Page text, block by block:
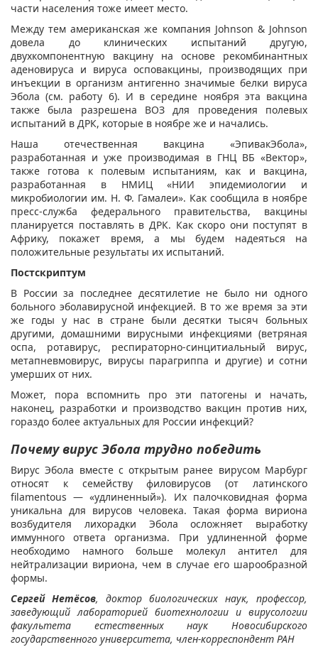
части населения тоже имеет место.
Между тем американская же компания Johnson & Johnson
довела до клинических испытаний другую,
двухкомпонентную вакцину на основе рекомбинантных
аденовируса и вируса осповакцины, производящих при
инъекции в организм антигенно значимые белки вируса
Эбола (см. работу 6). И в середине ноября эта вакцина
также была разрешена ВОЗ для проведения полевых
испытаний в ДРК, которые в ноябре же и начались.
Наша отечественная вакцина «ЭпивакЭбола»,
разработанная и уже производимая в ГНЦ ВБ «Вектор»,
также готова к полевым испытаниям, как и вакцина,
разработанная в НМИЦ «НИИ эпидемиологии и
микробиологии им. Н. Ф. Гамалеи». Как сообщила в ноябре
пресс-служба федерального правительства, вакцины
планируется поставлять в ДРК. Как скоро они поступят в
Африку, покажет время, а мы будем надеяться на
положительные результаты их испытаний.
Постскриптум
В России за последнее десятилетие не было ни одного
больного эболавирусной инфекцией. В то же время за эти
же годы у нас в стране были десятки тысяч больных
другими, домашними вирусными инфекциями (ветряная
оспа, ротавирус, респираторно-синцитиальный вирус,
метапневмовирус, вирусы парагриппа и другие) и сотни
умерших от них.
Может, пора вспомнить про эти патогены и начать,
наконец, разработки и производство вакцин против них,
гораздо более актуальных для России инфекций?
Почему вирус Эбола трудно победить
Вирус Эбола вместе с открытым ранее вирусом Марбург
относят к семейству филовирусов (от латинского
filamentous — «удлиненный»). Их палочковидная форма
уникальна для вирусов человека. Такая форма вириона
возбудителя лихорадки Эбола осложняет выработку
иммунного ответа организма. При удлиненной форме
необходимо намного больше молекул антител для
нейтрализации вириона, чем в случае его шарообразной
формы.
Сергей Нетёсов, доктор биологических наук, профессор,
заведующий лабораторией биотехнологии и вирусологии
факультета естественных наук Новосибирского
государственного университета, член-корреспондент РАН